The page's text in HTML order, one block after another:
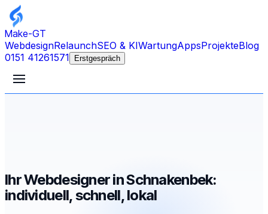
Make-GT
WebdesignRelaunchSEO & KIWartungAppsProjekteBlog
0151 41261571
Erstgespräch
Ihr Webdesigner in Schnakenbek:
individuell, schnell, lokal